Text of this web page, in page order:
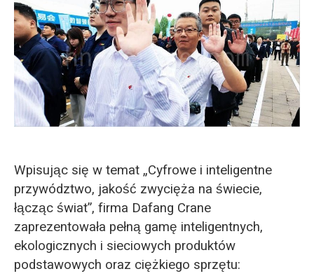
Wpisując się w temat „Cyfrowe i inteligentne
przywództwo, jakość zwycięża na świecie,
łącząc świat”, firma Dafang Crane
zaprezentowała pełną gamę inteligentnych,
ekologicznych i sieciowych produktów
podstawowych oraz ciężkiego sprzętu: